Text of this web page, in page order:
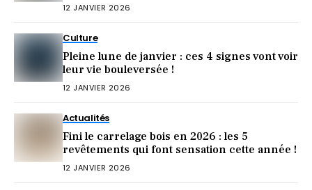
12 JANVIER 2026
Culture
Pleine lune de janvier : ces 4 signes vont voir
leur vie bouleversée !
12 JANVIER 2026
Actualités
Fini le carrelage bois en 2026 : les 5
revêtements qui font sensation cette année !
12 JANVIER 2026